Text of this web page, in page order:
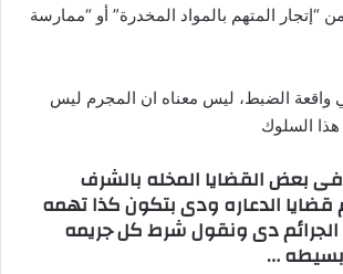
“إتجار المتهم بالمواد المخدرة” أو “ممارسة
واقعة الضبط، ليس معناه ان المجرم ليس
السلوك
بعض القضايا المخله بالشرف
الدعاره ودى بتكون كذا تهمه
دى ونقول شرط كل جريمه
…